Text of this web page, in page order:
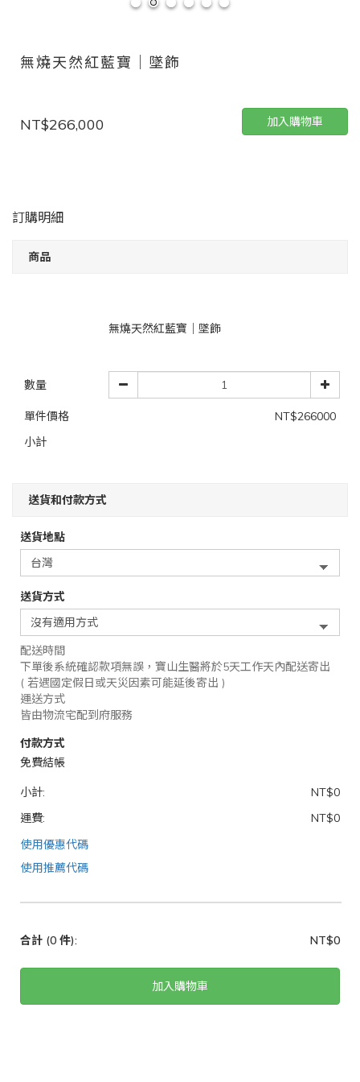
無燒天然紅藍寶｜墜飾
NT$266,000 加入購物車
訂購明細
商品
無燒天然紅藍寶｜墜飾
數量
單件價格
NT$266000
小計
送貨和付款方式
送貨地點
送貨方式
配送時間
下單後系統確認款項無誤，寶山生醫將於5天工作天內配送寄出
( 若遇國定假日或天災因素可能延後寄出 )
運送方式
皆由物流宅配到府服務
付款方式
免費結帳
小計:
NT$0
運費:
NT$0
使用優惠代碼
使用推薦代碼
合計 (0 件): NT$0
加入購物車